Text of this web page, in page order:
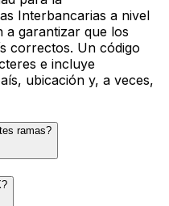
Interbancarias a nivel
a garantizar que los
correctos. Un código
e incluye
ubicación y, a veces,
ramas?